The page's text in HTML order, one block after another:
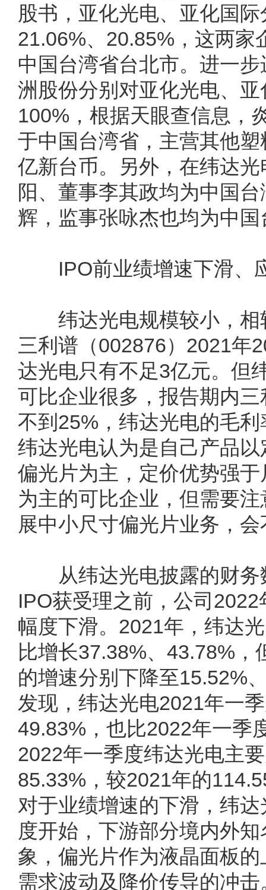
股书，亚化光电、亚化国
21.06%、20.85%，这两家
中国台湾省台北市。进一
洲股份分别对亚化光电、
100%，根据天眼查信息，
于中国台湾省，主营其他
亿新台币。另外，在纬达
阳、董事李其政均为中国
辉，监事张咏杰也均为中
IPO前业绩增速下滑、
纬达光电规模较小，相
三利谱（002876）2021年
达光电只有不足3亿元。但
可比企业很多，报告期内
不到25%，纬达光电的毛
纬达光电认为是自己产品
偏光片为主，定价优势强
为主的可比企业，但需要
展中小尺寸偏光片业务，
从纬达光电披露的财务
IPO获受理之前，公司
幅度下滑。2021年，纬达
比增长37.38%、43.78%
的增速分别下降至15.52%
发现，纬达光电2021年一
49.83%，也比2022年一季
2022年一季度纬达光电主
85.33%，较2021年的
对于业绩增速的下滑，纬
度开始，下游部分境内外
象，偏光片作为液晶面板
需求波动及降价传导的冲击